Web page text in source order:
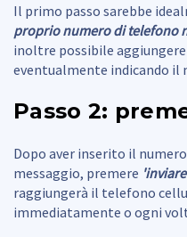
Il primo passo sarebbe
proprio numero di telefono
inoltre possibile
eventualmente indicando il
Passo 2:
Dopo aver inserito il
messaggio, premere
raggiungerà il telefono
immediatamente o ogni